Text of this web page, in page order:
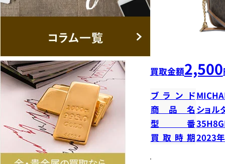
買取金額2,500
ブランド
商品名 ショル
型番
買取時期2023